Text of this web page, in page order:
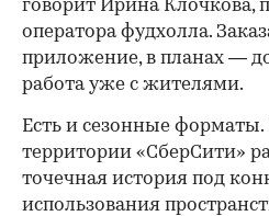
говорит Ирина Клочкова,
оператора фудхолла.
приложение, в планах —
работа уже с жителями.
Есть и сезонные
территории «СберСити»
точечная история под
использования